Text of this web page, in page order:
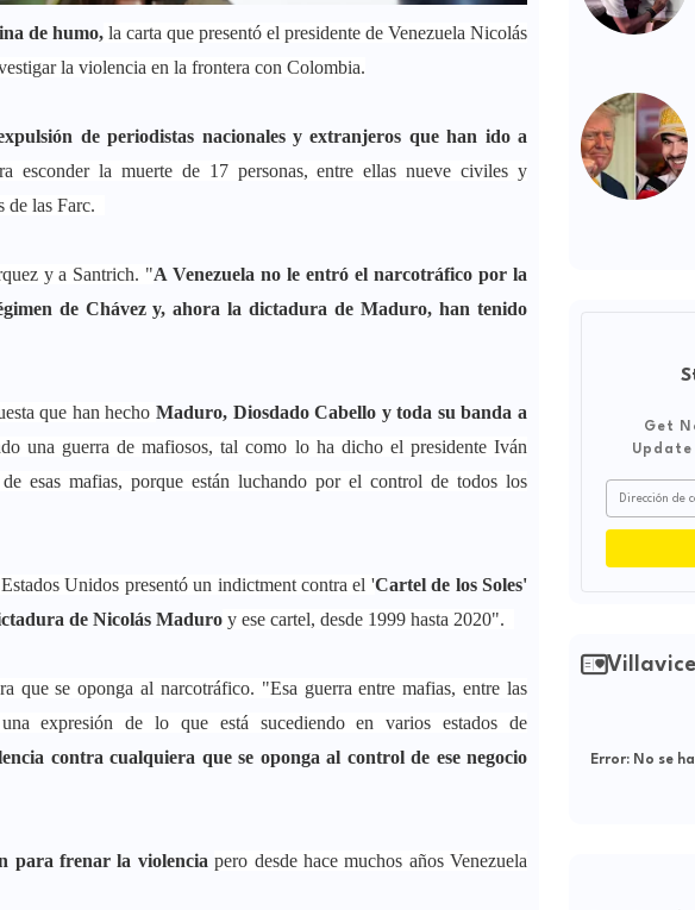
de humo, la carta que presentó el presidente de Venezuela Nicolás
la violencia en la frontera con Colombia.
de periodistas nacionales y extranjeros que han ido a
esconder la muerte de 17 personas, entre ellas nueve civiles y
de las Farc.
y a Santrich. "A Venezuela no le entró el narcotráfico por la
de Chávez y, ahora la dictadura de Maduro, han tenido
que han hecho Maduro, Diosdado Cabello y toda su banda a
una guerra de mafiosos, tal como lo ha dicho el presidente Iván
esas mafias, porque están luchando por el control de todos los
Unidos presentó un indictment contra el 'Cartel de los Soles'
de Nicolás Maduro y ese cartel, desde 1999 hasta 2020".
que se oponga al narcotráfico. "Esa guerra entre mafias, entre las
expresión de lo que está sucediendo en varios estados de
contra cualquiera que se oponga al control de ese negocio
para frenar la violenciapero desde hace muchos años Venezuela
Get
Error:No se